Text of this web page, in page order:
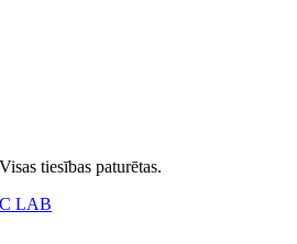
tiesības paturētas.
LAB